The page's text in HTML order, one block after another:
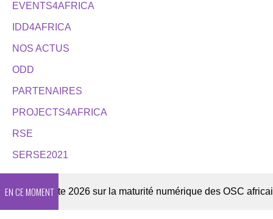
EVENTS4AFRICA
IDD4AFRICA
NOS ACTUS
ODD
PARTENAIRES
PROJECTS4AFRICA
RSE
SERSE2021
EN CE MOMENT
Enquête 2026 sur la maturité numérique des OSC africaines